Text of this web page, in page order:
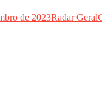
de 2023Radar Geral